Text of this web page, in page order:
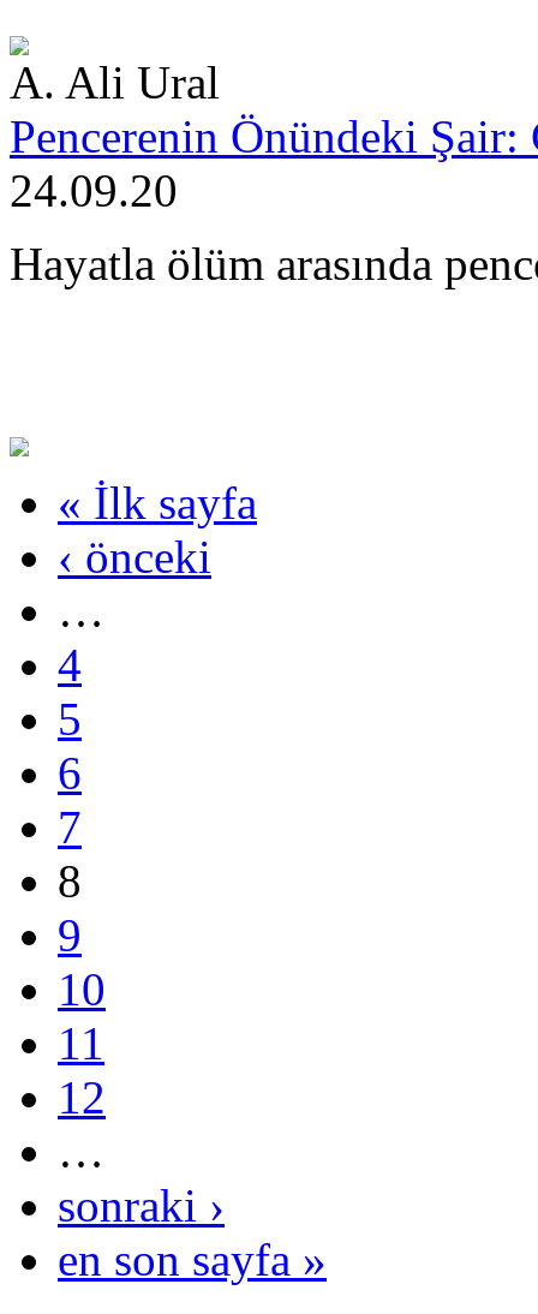
A. Ali Ural
Pencerenin Önündeki Şair:
24.09.20
Hayatla ölüm arasında
« İlk sayfa
‹ önceki
…
4
5
6
7
8
9
10
11
12
…
sonraki ›
en son sayfa »